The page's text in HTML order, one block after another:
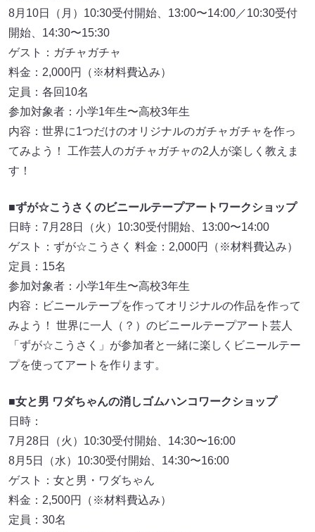
8月10日（月）10:30受付開始、13:00〜14:00／10:30受付
開始、14:30〜15:30
ゲスト：ガチャガチャ
料金：2,000円（※材料費込み）
定員：各回10名
参加対象者：小学1年生〜高校3年生
内容：世界に1つだけのオリジナルのガチャガチャを作っ
てみよう！ 工作芸人のガチャガチャの2人が楽しく教えま
す！
■ずが☆こうさくのビニールテープアートワークショップ
日時：7月28日（火）10:30受付開始、13:00〜14:00
ゲスト：ずが☆こうさく 料金：2,000円（※材料費込み）
定員：15名
参加対象者：小学1年生〜高校3年生
内容：ビニールテープを作ってオリジナルの作品を作って
みよう！ 世界に一人（？）のビニールテープアート芸人
「ずが☆こうさく」が参加者と一緒に楽しくビニールテー
プを使ってアートを作ります。
■女と男 ワダちゃんの消しゴムハンコワークショップ
日時：
7月28日（火）10:30受付開始、14:30〜16:00
8月5日（水）10:30受付開始、14:30〜16:00
ゲスト：女と男・ワダちゃん
料金：2,500円（※材料費込み）
定員：30名